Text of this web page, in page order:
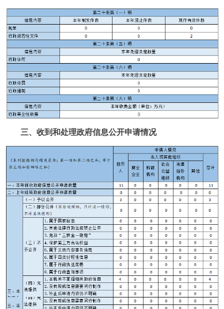
三、收到和处理政府信息公开申请情况